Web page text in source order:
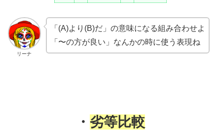
リーナ
「(A)より(B)だ」の意味になる組み合わせよ
「〜の方が良い」なんかの時に使う表現ね
・ 劣等比較